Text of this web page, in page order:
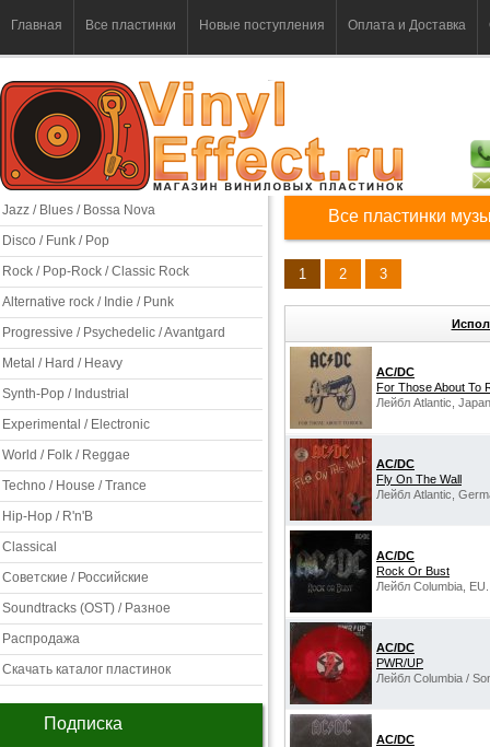
Главная Все пластинки Новые поступления Оплата и Доставка
Jazz / Blues / Bossa Nova
Disco / Funk / Pop
Rock / Pop-Rock / Classic Rock
Alternative rock / Indie / Punk
Progressive / Psychedelic / Avantgard
Metal / Hard / Heavy
Synth-Pop / Industrial
Experimental / Electronic
World / Folk / Reggae
Techno / House / Trance
Hip-Hop / R'n'B
Classical
Советские / Российские
Soundtracks (OST) / Разное
Распродажа
Скачать каталог пластинок
Подписка
Все пластинки
1 2 3
AC/DC
‎For Those About To
Лейбл Atlantic,
AC/DC
Fly On The Wall
Лейбл Atlantic,
AC/DC
Rock Or Bust
Лейбл Columbia, EU.
AC/DC
PWR/UP
Лейбл Columbia /
AC/DC